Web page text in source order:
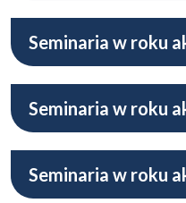
Seminaria w roku
Seminaria w roku
Seminaria w roku